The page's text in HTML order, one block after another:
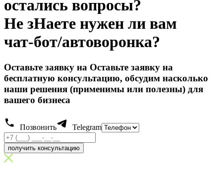
остались вопросы?
Не зHаете нужен ли вам
чат-бот/автоворонка?
Оставьте заявку на Оставьте заявку на
бесплатную консультацию, обсудим насколько
наши решения (применимы или полезны) для
вашего бизнеса
Позвонить Telegram
получить консультацию